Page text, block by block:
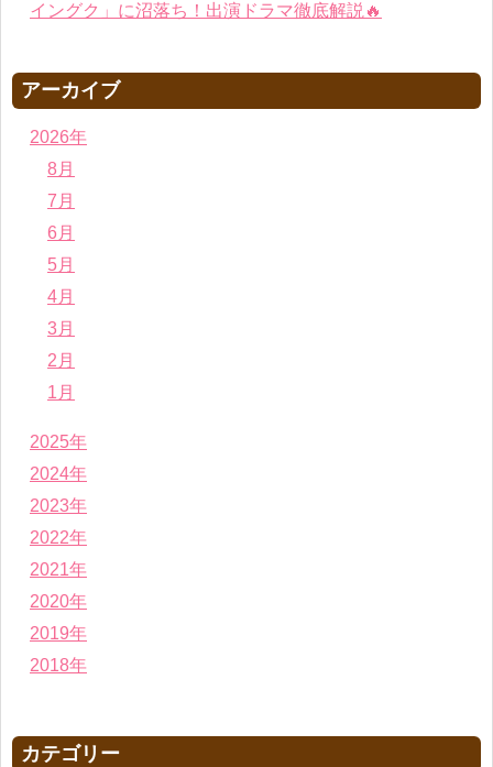
イングク」に沼落ち！出演ドラマ徹底解説🔥
アーカイブ
2026年
8月
7月
6月
5月
4月
3月
2月
1月
2025年
2024年
2023年
2022年
2021年
2020年
2019年
2018年
カテゴリー